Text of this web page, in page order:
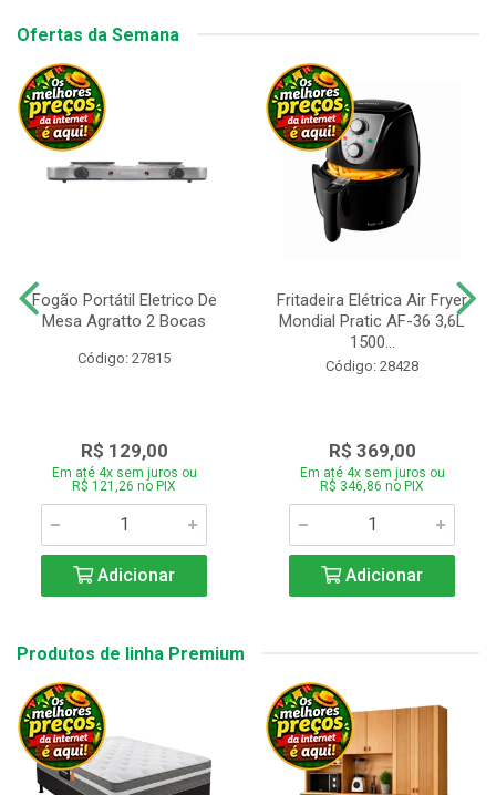
Ofertas da Semana
Fogão Portátil Eletrico De
Mesa Agratto 2 Bocas
Código: 27815
R$ 129,00
Em até 4x sem juros ou
R$ 121,26 no PIX
Adicionar
Fritadeira Elétrica Air Fryer
Mondial Pratic AF-36 3,6L
1500...
Código: 28428
R$ 369,00
Em até 4x sem juros ou
R$ 346,86 no PIX
Adicionar
Produtos de linha Premium